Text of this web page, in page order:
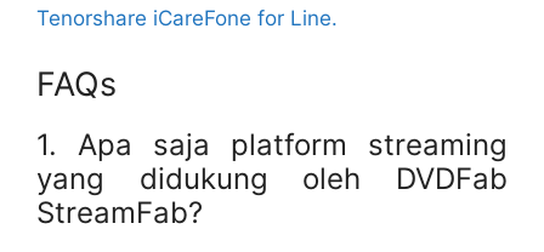
Tenorshare iCareFone for Line.
FAQs
1. Apa saja platform streaming
yang didukung oleh DVDFab
StreamFab?